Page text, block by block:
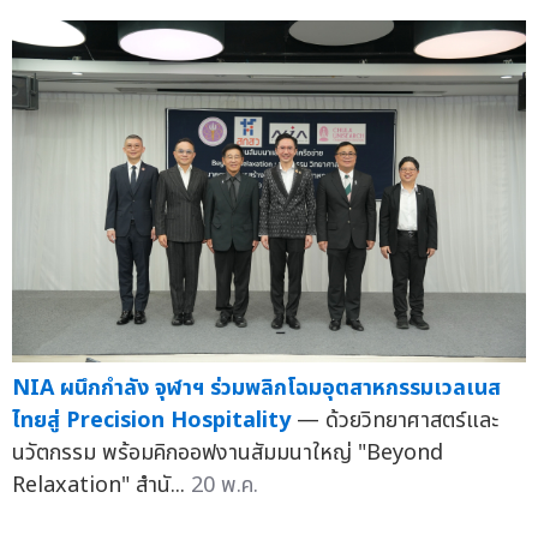
NIA ผนึกกำลัง จุฬาฯ ร่วมพลิกโฉมอุตสาหกรรมเวลเนส
ไทยสู่ Precision Hospitality — ด้วยวิทยาศาสตร์และ
นวัตกรรม พร้อมคิกออฟงานสัมมนาใหญ่ "Beyond
Relaxation" สำนั... 20 พ.ค.